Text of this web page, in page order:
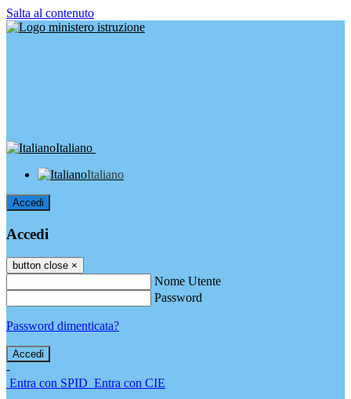
Salta al contenuto
Italiano
Italiano
Accedi
Accedi
button close ×
Nome Utente
Password
Password dimenticata?
-
Entra con SPID Entra con CIE